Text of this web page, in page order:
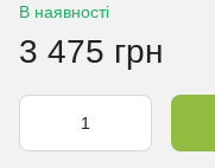
В наявності
3 475 грн